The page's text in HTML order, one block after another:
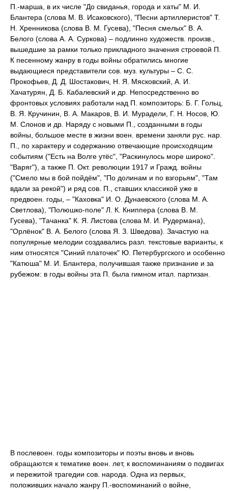
П.-марша, в их числе "До свиданья, города и хаты" М. И.
Блантера (слова М. В. Исаковского), "Песни артиллеристов" Т.
Н. Хренникова (слова B. М. Гусева), "Песня смелых" В. А.
Белого (слова А. А. Суркова) – подлинно художеств. произв.,
вышедшие за рамки только прикладного значения строевой П.
К песенному жанру в годы войны обратились многие
выдающиеся представители сов. муз. культуры – С. С.
Прокофьев, Д. Д. Шостакович, Н. Я. Мясковский, А. И.
Хачатурян, Д. Б. Кабалевский и др. Непосредственно во
фронтовых условиях работали над П. композиторь: Б. Г. Гольц,
В. Я. Кручинин, В. А. Макаров, В. И. Мурадели, Г. Н. Носов, Ю.
М. Слонов и др. Наряду с новыми П., созданными в годы
войны, большое месте в жизни воен. времени заняли рус. нар.
П., по характеру и содержанию отвечающие происходящим
событиям ("Есть на Волге утёс", "Раскинулось море широко".
"Варяг"), а также П. Οкт. революции 1917 и Гражд. войны
("Смело мы в бой пойдём", "По долинам и по взгорьям", "Там
вдали за рекой") и ряд сов. П., ставших классикой уже в
предвоен. годы, – "Каховка" И. О. Дунаевского (слова М. А.
Светлова), "Полюшко-поле" Л. К. Книппера (слова В. М.
Гусева), "Тачанка" К. Я. Листова (слова М. И. Рудермана),
"Орлёнок" В. А. Белого (слова Я. З. Шведова). Зачастую на
популярные мелодии создавались разл. текстовые варианты, к
ним относятся "Синий платочек" Ю. Петербургского и особенно
"Катюша" М. И. Блантера, получившая также признание и за
рубежом: в годы войны эта П. была гимном итал. партизан.
В послевоен. годы композиторы и поэты вновь и вновь
обращаются к тематике воен. лет, к воспоминаниям о подвигах
и пережитой трагедии сов. народа. Одна из первых,
положивших начало жанру П.-воспоминаний о войне,